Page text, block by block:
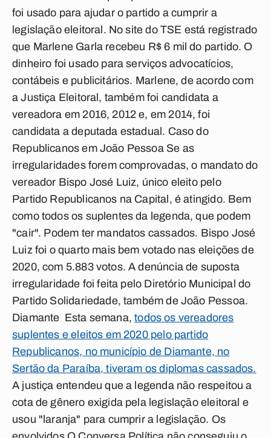
foi usado para ajudar o partido a cumprir a
legislação eleitoral. No site do TSE está registrado
que Marlene Garla recebeu R$ 6 mil do partido. O
dinheiro foi usado para serviços advocatícios,
contábeis e publicitários. Marlene, de acordo com
a Justiça Eleitoral, também foi candidata a
vereadora em 2016, 2012 e, em 2014, foi
candidata a deputada estadual. Caso do
Republicanos em João PessoaSe as
irregularidades forem comprovadas, o mandato do
vereador Bispo José Luiz, único eleito pelo
Partido Republicanos na Capital, é atingido. Bem
como todos os suplentes da legenda, que podem
"cair". Podem ter mandatos cassados. Bispo José
Luiz foi o quarto mais bem votado nas eleições de
2020, com 5.883 votos. A denúncia de suposta
irregularidade foi feita pelo Diretório Municipal do
Partido Solidariedade, também de João Pessoa.
Diamante Esta semana,todos os vereadores
suplentes e eleitos em 2020 pelo partido
Republicanos, no município de Diamante, no
Sertão da Paraíba, tiveram os diplomas cassados.
A justiça entendeu que a legenda não respeitou a
cota de gênero exigida pela legislação eleitoral e
usou "laranja" para cumprir a legislação. Os